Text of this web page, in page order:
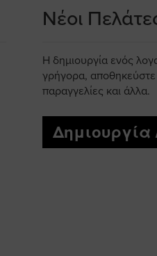
Νέοι
Η δημιουργία ενός
γρήγορα, αποθηκεύστε
παραγγελίες και άλλα.